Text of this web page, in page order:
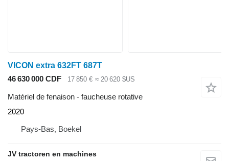
VICON extra 632FT 687T
46 630 000 CDF
17 850 € ≈ 20 620 $US
Matériel de fenaison - faucheuse rotative
2020
Pays-Bas, Boekel
JV tractoren en machines